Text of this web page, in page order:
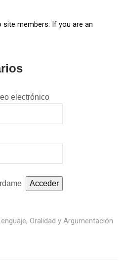
members. If you are an
electrónico
Oralidad y Argumentación